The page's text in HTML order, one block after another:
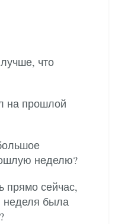
что
на прошлой
неделю?
прямо сейчас,
была